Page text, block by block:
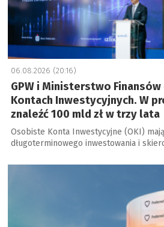
06.08.2026 (20:16)
GPW i Ministerstwo
Kontach Inwestycyjnych. W
znaleźć 100 mld zł w trzy lata
Osobiste Konta Inwestycyjne (OKI)
długoterminowego inwestowania i
a